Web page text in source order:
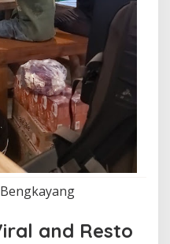
and Resto